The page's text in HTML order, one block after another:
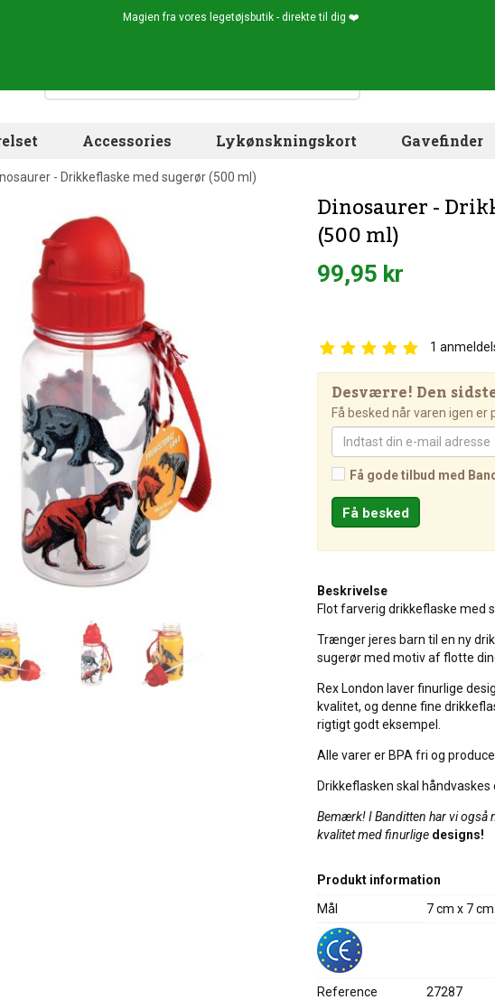
Magien fra vores legetøjsbutik - direkte til dig ❤️
Accessories Lykønskningskort Gavefinder
- Drikkeflaske med sugerør (500 ml)
Dinosaurer -
(500 ml)
99,95 kr
1
Desværre! Den
Få besked når varen igen er
Få gode tilbud med
Beskrivelse
Flot farverig drikkeflaske med
Trænger jeres barn til en ny
sugerør med motiv af flotte
Rex London laver finurlige
kvalitet, og denne fine
rigtigt godt eksempel.
Alle varer er BPA fri og
Drikkeflasken skal
Bemærk! I Banditten har vi også
kvalitet med finurlige designs!
Produkt information
Mål
7 cm x 7
Reference
27287